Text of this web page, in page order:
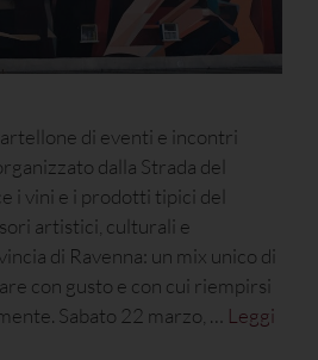
di eventi e incontri
dalla Strada del
i vini e i prodotti tipici del
artistici, culturali e
di Ravenna: un mix unico di
con gusto e con cui riempirsi
Sabato 22 marzo, … Leggi